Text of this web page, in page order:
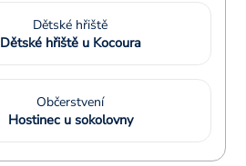
Dětské hřiště
Dětské hřiště u Kocoura
Občerstvení
Hostinec u sokolovny